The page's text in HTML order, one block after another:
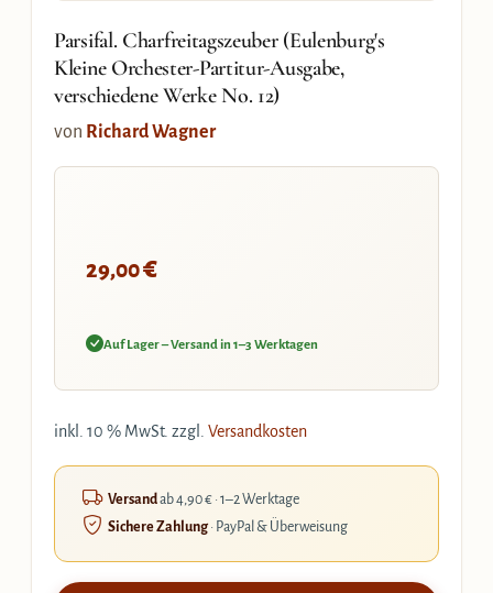
Parsifal. Charfreitagszeuber (Eulenburg's
Kleine Orchester-Partitur-Ausgabe,
verschiedene Werke No. 12)
von Richard Wagner
29,00€
Auf Lager – Versand in 1–3 Werktagen
inkl. 10 % MwSt. zzgl. Versandkosten
Versandab 4,90 € · 1–2 Werktage
Sichere Zahlung· PayPal & Überweisung